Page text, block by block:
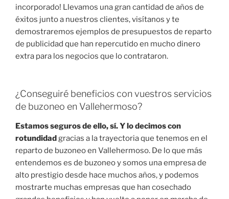
incorporado! Llevamos una gran cantidad de años de
éxitos junto a nuestros clientes, visítanos y te
demostraremos ejemplos de presupuestos de reparto
de publicidad que han repercutido en mucho dinero
extra para los negocios que lo contrataron.
¿Conseguiré beneficios con vuestros servicios
de buzoneo en Vallehermoso?
Estamos seguros de ello, sí. Y lo decimos con
rotundidadgracias a la trayectoria que tenemos en el
reparto de buzoneo en Vallehermoso. De lo que más
entendemos es de buzoneo y somos una empresa de
alto prestigio desde hace muchos años, y podemos
mostrarte muchas empresas que han cosechado